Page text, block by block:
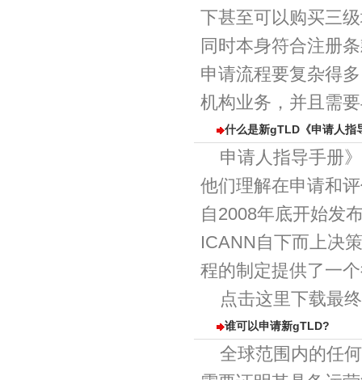
下甚至可以购买三
同时本身符合注册
申请流程要复杂得
机构业务，并且需
什么是新gTLD《申请人指
申请人指导手册
他们理解在申请和
自2008年底开始发
ICANN自下而上决
程的制定提供了一
点击这里下载最
谁可以申请新gTLD?
全球范围内的任